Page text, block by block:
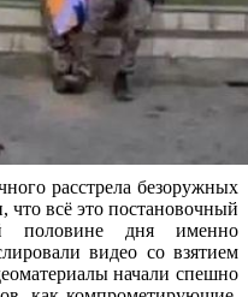
расстрела безоружных
что всё это постановочный
половине дня именно
видео со взятием
начали спешно